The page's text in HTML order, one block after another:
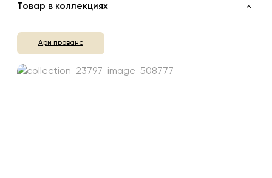
Товар в коллекциях
Ари прованс